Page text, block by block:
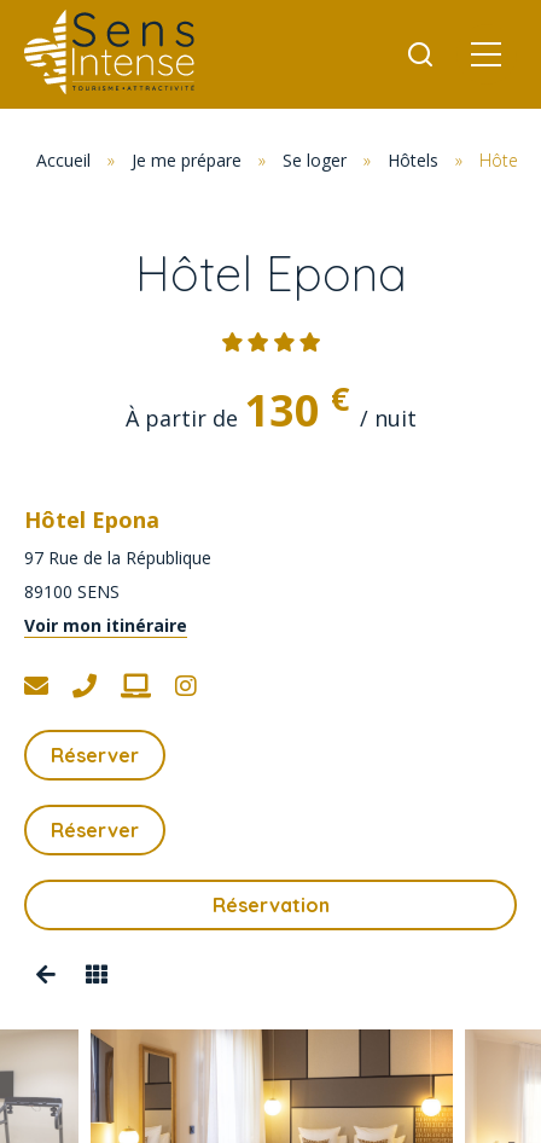
Accueil » Je me prépare » Se loger » Hôtels » Hôtel
Hôtel Epona
À partir de 130 € / nuit
Hôtel Epona
97 Rue de la République
89100 SENS
Voir mon itinéraire
Réserver
Réserver
Réservation